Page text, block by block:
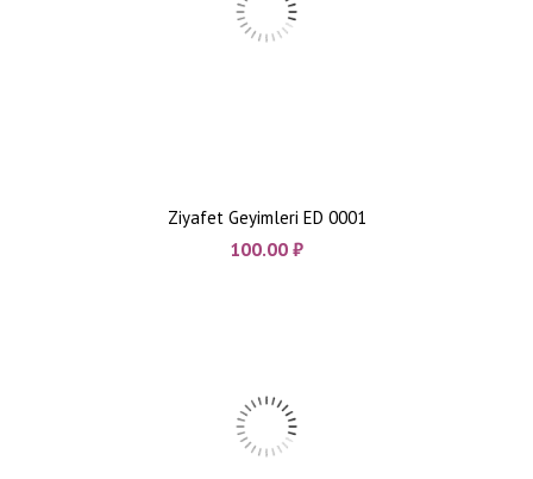
Ziyafet Geyimleri ED 0001
100.00 ₼